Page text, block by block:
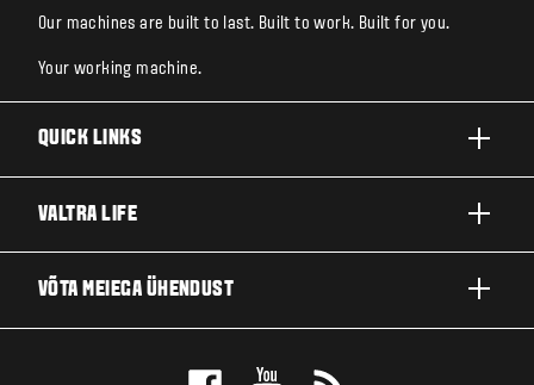
Our machines are built to last. Built to work. Built for you.
Your working machine.
QUICK LINKS
TEHNOLOOGIALAHENDUSED
VALTRA LIFE
VÕTA MEIEGA ÜHENDUST